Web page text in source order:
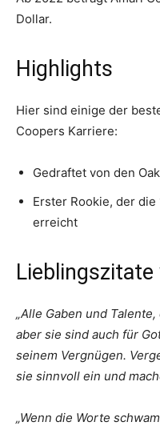
Dollar.
Highlights
Hier sind einige der
Coopers Karriere:
Gedraftet von den
Erster Rookie, der
erreicht
„Alle Gaben und
aber sie sind auch für
seinem Vergnügen.
sie sinnvoll ein und
„Wenn die Worte